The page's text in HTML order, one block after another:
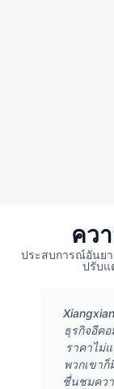
คว
ประสบการณ์อันย
ปรับแ
ธุรกิจอีค
ราคาไม่
พวกเขา
ชื่นชมคว